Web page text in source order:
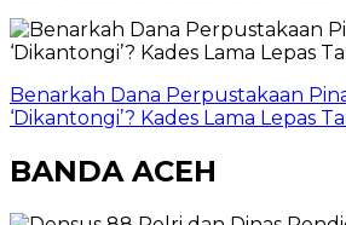
Benarkah Dana Perpustakaan
‘Dikantongi’? Kades Lama Lepas
BANDA ACEH